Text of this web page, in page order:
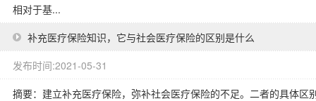
相对于基...
补充医疗保险知识，它与社会医疗保险的区别是什么
发布时间:2021-05-31
摘要：建立补充医疗保险，弥补社会医疗保险的不足。二者的具体